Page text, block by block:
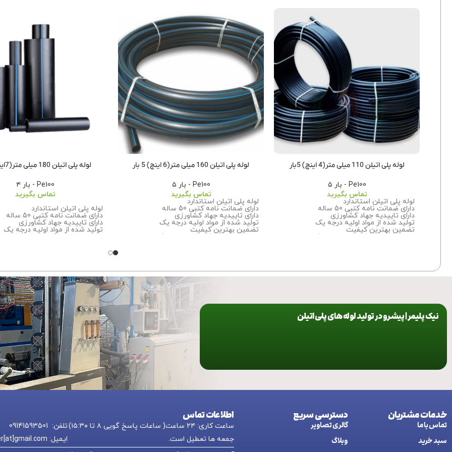
لوله پلی اتیلن 110 میلی متر(4 اینچ) 5بار
Pe100 - بار ۵
تماس بگیرید
لوله پلی اتیلن استاندارد
دارای ضمانت نامه کتبی 50 ساله
دارای تاییدیه جهاد کشاورزی
تولید شده از مواد اولیه درجه یک
تضمین بهترین کیفیت
برای اطلاعات بیشتر درباره سفارش این
لوله پلی اتیلن 160 میلی متر(6 اینچ) 5 بار
Pe100 - بار ۵
تماس بگیرید
لوله پلی اتیلن استاندارد
دارای ضمانت نامه کتبی 50 ساله
دارای تاییدیه جهاد کشاورزی
تولید شده از مواد اولیه درجه یک
تضمین بهترین کیفیت
برای اطلاعات بیشتر درباره سفارش این
لوله پلی اتیلن 180 میلی متر(7اینچ)4بار
Pe100 - بار ۴
تماس بگیرید
لوله پلی اتیلن استاندارد
دارای ضمانت نامه کتبی 50 ساله
دارای تاییدیه جهاد کشاورزی
تولید شده از مواد اولیه درجه یک
تضمین بهترین کیفیت
نیک پلیمر | پیشرو در تولید لوله های پلی اتیلن
خدمات مشتریان
تماس با ما
سبد خرید
دسترسی سریع
گالری تصاویر
وبلاگ
اطلاعات تماس
ساعت کاری: ۲۴ ساعت( ساعات پاسخ گویی ۸ تا ۱۵:۳۰)
جمعه ها تعطیل است.
تلفن: 09141593501
ایمیل: nikkpolymer[at]gmail.com